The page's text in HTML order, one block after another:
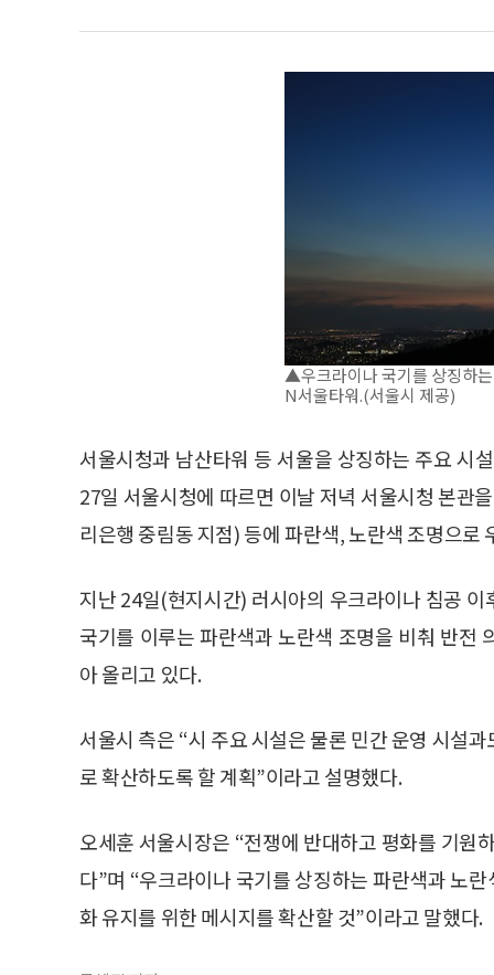
▲우크라이나 국기를 상징하
N서울타워.(서울시 제공)
서울시청과 남산타워 등 서울을 상징하는 주요 시
27일 서울시청에 따르면 이날 저녁 서울시청 본관
리은행 중림동 지점) 등에 파란색, 노란색 조명으로
지난 24일(현지시간) 러시아의 우크라이나 침공
국기를 이루는 파란색과 노란색 조명을 비춰 반전
아 올리고 있다.
서울시 측은 “시 주요 시설은 물론 민간 운영 시설
로 확산하도록 할 계획”이라고 설명했다.
오세훈 서울시장은 “전쟁에 반대하고 평화를 기원
다”며 “우크라이나 국기를 상징하는 파란색과 노
화 유지를 위한 메시지를 확산할 것”이라고 말했다.